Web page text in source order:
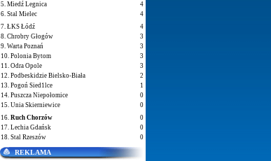
5. Miedź Legnica
4
6. Stal Mielec
4
7. ŁKS Łódź
4
8. Chrobry Głogów
3
9. Warta Poznań
3
10. Polonia Bytom
3
11. Odra Opole
3
12. Podbeskidzie Bielsko-Biała
2
13. Pogoń Sied1lce
1
14. Puszcza Niepołomice
0
15. Unia Skierniewice
0
16. Ruch Chorzów
0
17. Lechia Gdańsk
0
18. Stal Rzeszów
0
REKLAMA